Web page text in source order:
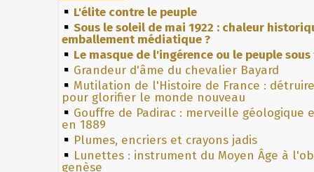
L'élite contre le peuple
Sous le soleil de mai 1922 : chaleur
emballement médiatique ?
Le masque de l'ingérence ou le peuple
Grandeur d'âme du chevalier Bayard
Mutilation de l'Histoire de France :
pour glorifier le monde nouveau
Gouffre de Padirac : merveille géologique
en 1889
Plumes, encriers et crayons jadis
Lunettes : instrument du Moyen Âge à
genèse